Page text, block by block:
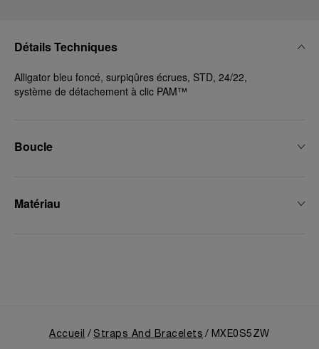
Détails Techniques
Alligator bleu foncé, surpiqûres écrues, STD, 24/22,
système de détachement à clic PAM™
Boucle
Matériau
Accueil Straps And Bracelets MXE0S5ZW